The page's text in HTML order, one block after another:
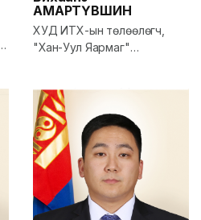
АМАРТҮВШИН
ХУД ИТХ-ын төлөөлөгч,
"Хан-Уул Яармаг"